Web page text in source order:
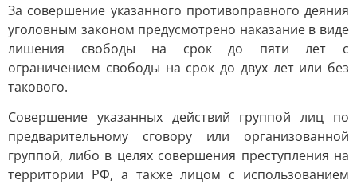
За совершение указанного противоправного деяния
уголовным законом предусмотрено наказание в виде
лишения свободы на срок до пяти лет с
ограничением свободы на срок до двух лет или без
такового.
Совершение указанных действий группой лиц по
предварительному сговору или организованной
группой, либо в целях совершения преступления на
территории РФ, а также лицом с использованием